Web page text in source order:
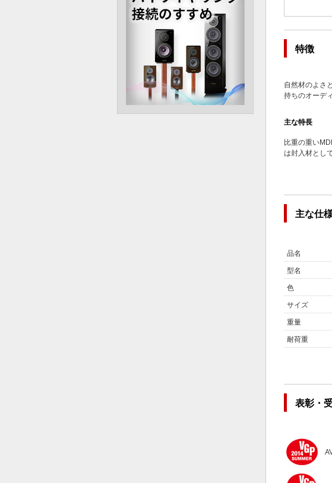
特徴
自然材のよさ
持ちのオーデ
主な特長
比重の重い
は封入材とし
主な仕
品名
型名
色
サイズ
重量
耐荷重
表彰・